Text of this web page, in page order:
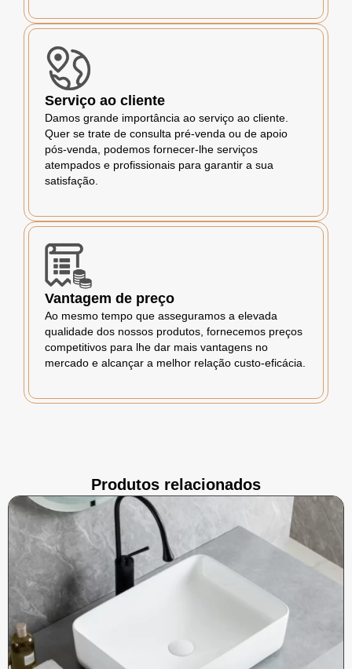
Serviço ao cliente
Damos grande importância ao serviço ao cliente.
Quer se trate de consulta pré-venda ou de apoio
pós-venda, podemos fornecer-lhe serviços
atempados e profissionais para garantir a sua
satisfação.
Vantagem de preço
Ao mesmo tempo que asseguramos a elevada
qualidade dos nossos produtos, fornecemos preços
competitivos para lhe dar mais vantagens no
mercado e alcançar a melhor relação custo-eficácia.
Produtos relacionados